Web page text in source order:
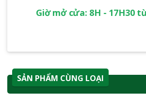
Giờ mở cửa: 8H - 17H30
SẢN PHẨM CÙNG LOẠI